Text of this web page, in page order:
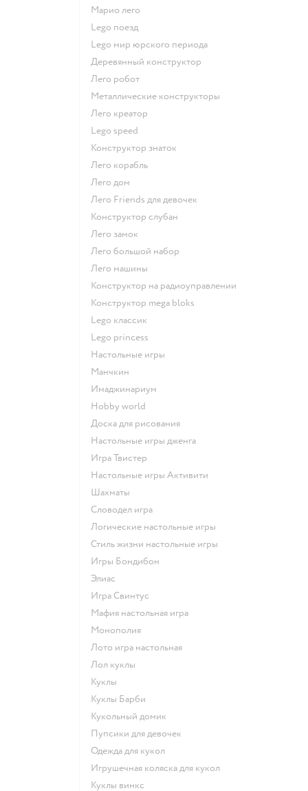
Марио лего
Lego поезд
Lego мир юрского периода
Деревянный конструктор
Лего робот
Металлические конструкторы
Лего креатор
Lego speed
Конструктор знаток
Лего корабль
Лего дом
Лего Friends для девочек
Конструктор слубан
Лего замок
Лего большой набор
Лего машины
Конструктор на радиоуправлении
Конструктор mega bloks
Lego классик
Lego princess
Настольные игры
Манчкин
Имаджинариум
Hobby world
Доска для рисования
Настольные игры дженга
Игра Твистер
Настольные игры Активити
Шахматы
Словодел игра
Логические настольные игры
Стиль жизни настольные игры
Игры Бондибон
Элиас
Игра Свинтус
Мафия настольная игра
Монополия
Лото игра настольная
Лол куклы
Куклы
Куклы Барби
Кукольный домик
Пупсики для девочек
Одежда для кукол
Игрушечная коляска для кукол
Куклы винкс